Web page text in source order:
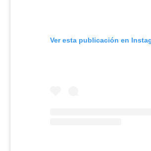
Ver esta publicación en